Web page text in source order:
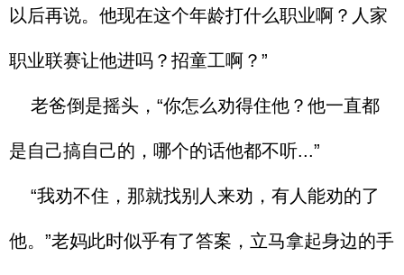
以后再说。他现在这个年龄打什么职业啊？人家
职业联赛让他进吗？招童工啊？”
老爸倒是摇头，“你怎么劝得住他？他一直都
是自己搞自己的，哪个的话他都不听...”
“我劝不住，那就找别人来劝，有人能劝的了
他。”老妈此时似乎有了答案，立马拿起身边的手